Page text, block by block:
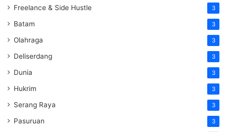
Freelance & Side Hustle 3
Batam 3
Olahraga 3
Deliserdang 3
Dunia 3
Hukrim 3
Serang Raya 3
Pasuruan 3